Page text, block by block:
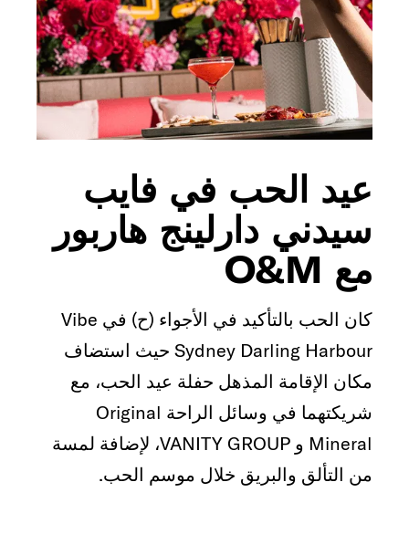
عيد الحب في فايب
سيدني دارلينج هاربور
مع O&M
كان الحب بالتأكيد في الأجواء (ح) في Vibe
Sydney Darling Harbour حيث استضاف
مكان الإقامة المذهل حفلة عيد الحب، مع
شريكتهما في وسائل الراحة Original
Mineral و VANITY GROUP، لإضافة لمسة
من التألق والبريق خلال موسم الحب.